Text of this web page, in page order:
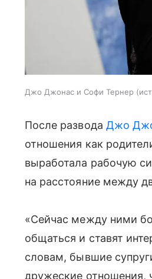
Джо Джонас и Софи Тернер
После развода Джо
отношения как
выработала рабочую
на расстояние между
«Сейчас между ними
общаться и ставят
словам, бывшие
дружеские отношения,